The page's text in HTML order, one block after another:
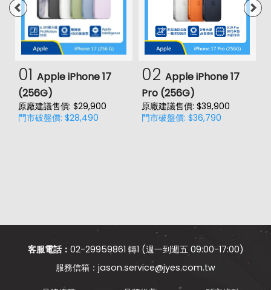
01 Apple iPhone 17
(256G)
原廠建議售價: $29,900
門市破盤價: $28,490
02 Apple iPhone 17
Pro (256G)
原廠建議售價: $39,900
門市破盤價: $36,790
客服電話： 02-29959861 轉1 (週一到週五 09:00-17:00)
jason.service@jyes.com.tw